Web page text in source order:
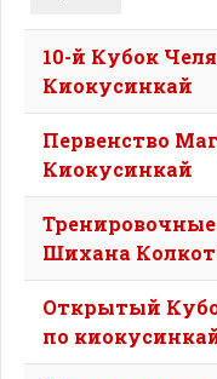
10-й Кубок
Киокусинкай
Первенство
Киокусинкай
Шихана
Открытый
по